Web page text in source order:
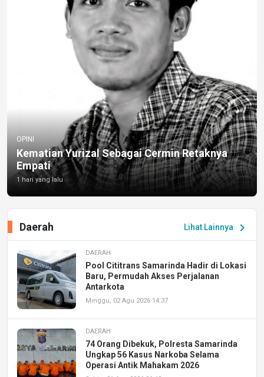
OPINI
Kematian Yurizal Sebagai Cermin Retaknya
Empati
1 hari yang lalu
Lihat Lainnya chevron_right
Daerah
DAERAH
Pool Cititrans Samarinda Hadir di Lokasi
Baru, Permudah Akses Perjalanan
Antarkota
Minggu, 02 Agu 2026 14:37
DAERAH
74 Orang Dibekuk, Polresta Samarinda
Ungkap 56 Kasus Narkoba Selama
Operasi Antik Mahakam 2026